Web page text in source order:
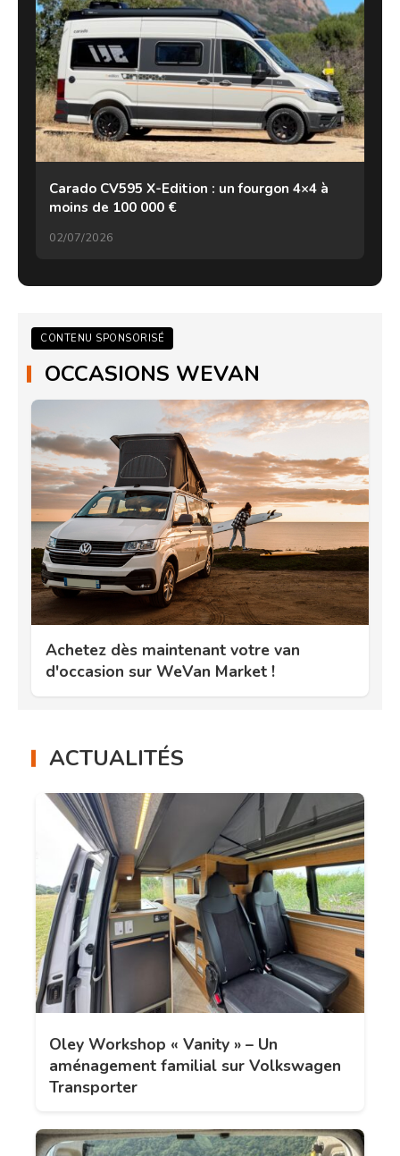
Carado CV595 X-Edition : un fourgon 4×4 à
moins de 100 000 €
02/07/2026
CONTENU SPONSORISÉ
OCCASIONS WEVAN
Achetez dès maintenant votre van
d'occasion sur WeVan Market !
ACTUALITÉS
Oley Workshop « Vanity » – Un
aménagement familial sur Volkswagen
Transporter